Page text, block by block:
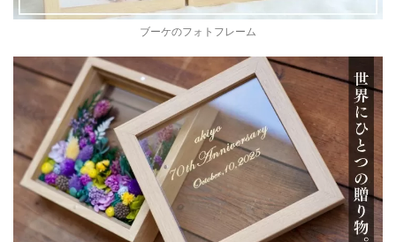
ブーケのフォトフレーム